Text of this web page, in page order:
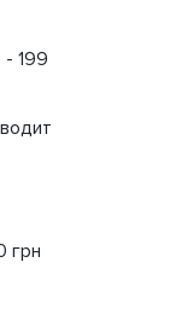
- 199
грн